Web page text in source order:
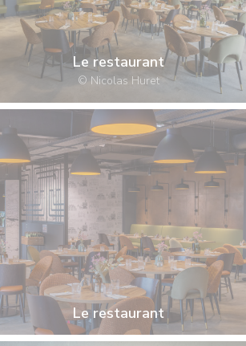
Le restaurant
© Nicolas Huret
Le restaurant